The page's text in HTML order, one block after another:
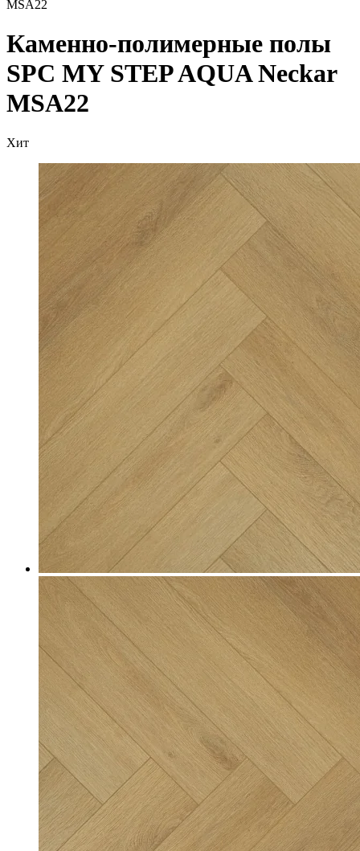
MSA22
Каменно-полимерные полы
SPC MY STEP AQUA Neckar
MSA22
Хит